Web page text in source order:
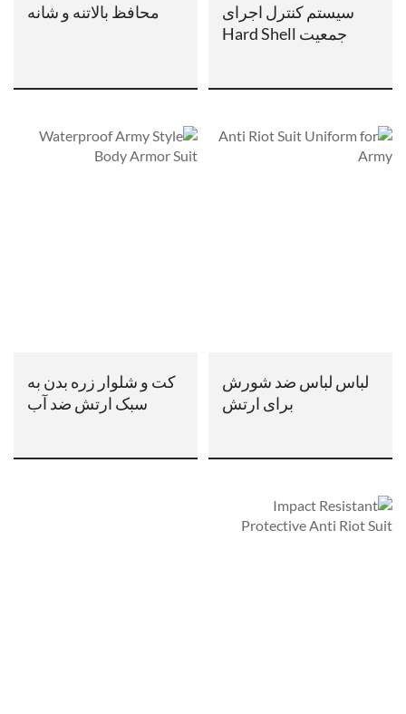
سیستم کنترل اجرای
جمعیت Hard Shell
محافظ بالاتنه و شانه
لباس لباس ضد شورش
برای ارتش
کت و شلوار زره بدن به
سبک ارتش ضد آب